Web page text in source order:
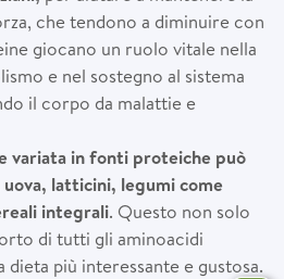
che tendono a diminuire con
giocano un ruolo vitale nella
e nel sostegno al sistema
il corpo da malattie e
variata in fonti proteiche può
latticini, legumi come
integrali. Questo non solo
di tutti gli aminoacidi
dieta più interessante e gustosa.